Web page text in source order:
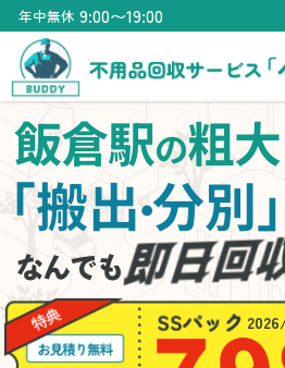
年中無休 9:00〜19:00
飯倉駅の粗
搬出・分別